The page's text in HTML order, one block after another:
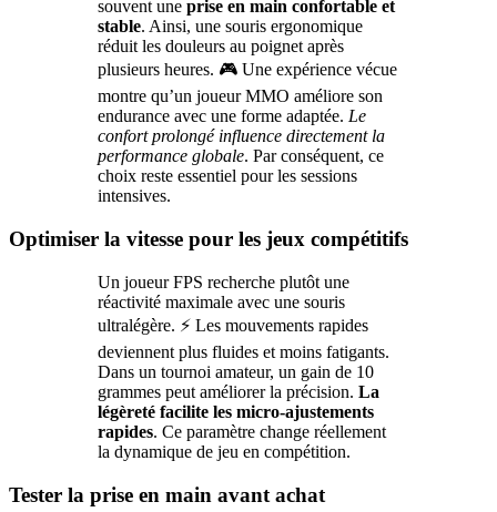
souvent une prise en main confortable et
stable. Ainsi, une souris ergonomique
réduit les douleurs au poignet après
plusieurs heures. 🎮 Une expérience vécue
montre qu’un joueur MMO améliore son
endurance avec une forme adaptée. Le
confort prolongé influence directement la
performance globale. Par conséquent, ce
choix reste essentiel pour les sessions
intensives.
Optimiser la vitesse pour les jeux compétitifs
Un joueur FPS recherche plutôt une
réactivité maximale avec une souris
ultralégère. ⚡ Les mouvements rapides
deviennent plus fluides et moins fatigants.
Dans un tournoi amateur, un gain de 10
grammes peut améliorer la précision. La
légèreté facilite les micro-ajustements
rapides. Ce paramètre change réellement
la dynamique de jeu en compétition.
Tester la prise en main avant achat